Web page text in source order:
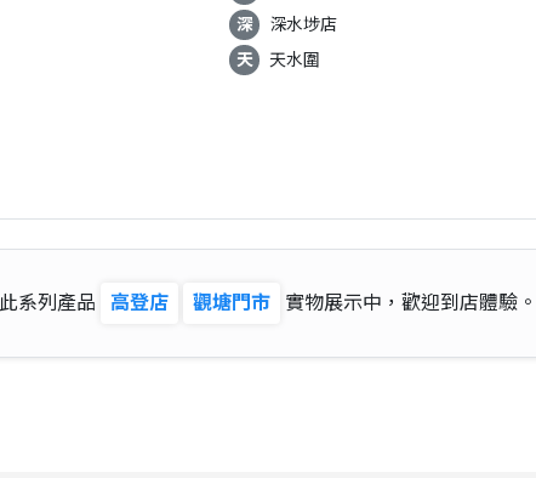
深
深水埗店
天
天水圍
此系列產品 高登店 觀塘門市 實物展示中，歡迎到店體驗。